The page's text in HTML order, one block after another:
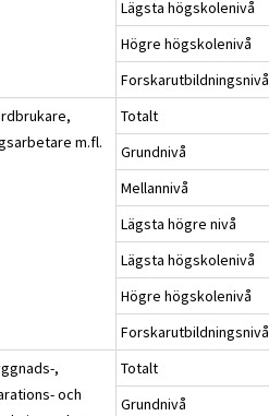
Lägsta högskolenivå
Högre högskolenivå
Forskarutbildningsnivå
m.fl.
Totalt
Grundnivå
Mellannivå
Lägsta högre nivå
Lägsta högskolenivå
Högre högskolenivå
Forskarutbildningsnivå
,
och
Totalt
Grundnivå